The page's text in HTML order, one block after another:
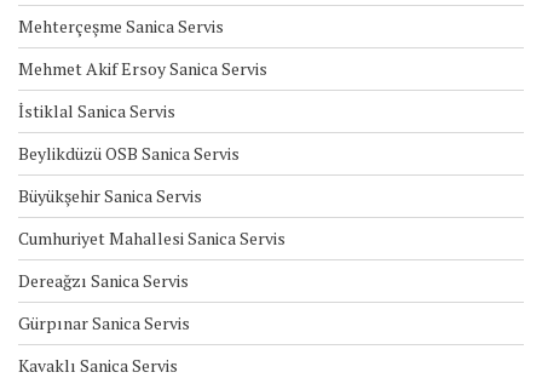
Mehterçeşme Sanica Servis
Mehmet Akif Ersoy Sanica Servis
İstiklal Sanica Servis
Beylikdüzü OSB Sanica Servis
Büyükşehir Sanica Servis
Cumhuriyet Mahallesi Sanica Servis
Dereağzı Sanica Servis
Gürpınar Sanica Servis
Kavaklı Sanica Servis